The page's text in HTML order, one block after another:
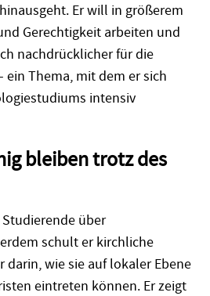
Er will in größerem
Gerechtigkeit arbeiten und
nachdrücklicher für die
ein Thema, mit dem er sich
intensiv
bleiben trotz des
über
schult er kirchliche
darin, wie sie auf lokaler Ebene
eintreten können. Er zeigt